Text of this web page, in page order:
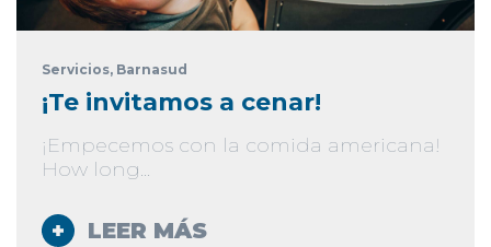
Servicios, Barnasud
¡Te invitamos a cenar!
¡Empecemos con la comida americana!
How long...
LEER MÁS